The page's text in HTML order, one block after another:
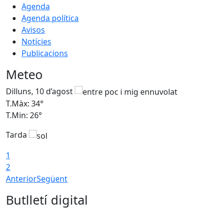
Agenda
Agenda política
Avisos
Notícies
Publicacions
Meteo
Dilluns, 10 d’agost
T.Màx: 34°
T.Min: 26°
Tarda
1
2
AnteriorSegüent
Butlletí digital